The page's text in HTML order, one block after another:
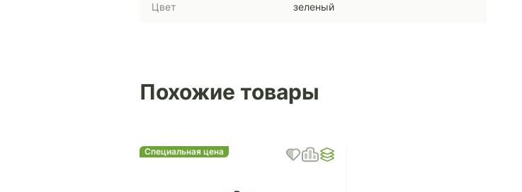
Цвет зеленый
Похожие товары
Специальная цена